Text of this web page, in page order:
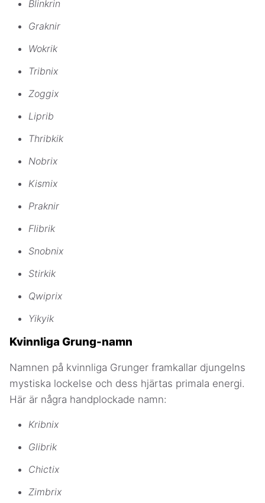
Blinkrin
Graknir
Wokrik
Tribnix
Zoggix
Liprib
Thribkik
Nobrix
Kismix
Praknir
Flibrik
Snobnix
Stirkik
Qwiprix
Yikyik
Kvinnliga Grung-namn
Namnen på kvinnliga Grunger framkallar djungelns
mystiska lockelse och dess hjärtas primala energi.
Här är några handplockade namn:
Kribnix
Glibrik
Chictix
Zimbrix